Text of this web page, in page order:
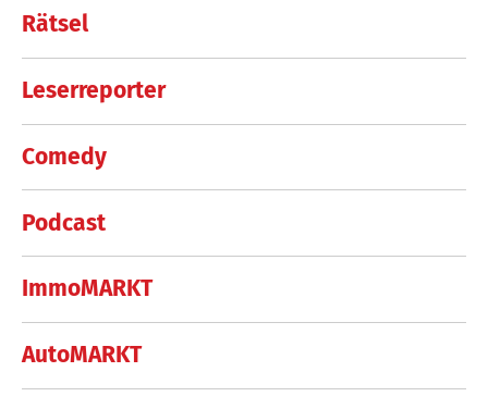
Rätsel
Leserreporter
Comedy
Podcast
ImmoMARKT
AutoMARKT